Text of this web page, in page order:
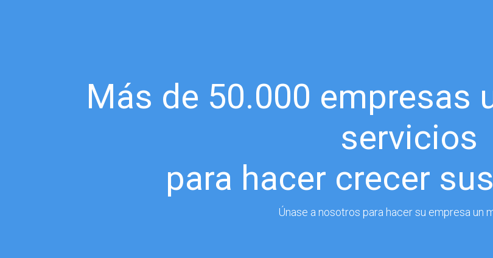
Más de 50.000 empresas
servicios
para hacer crecer
Únase a nosotros para hacer su empresa un